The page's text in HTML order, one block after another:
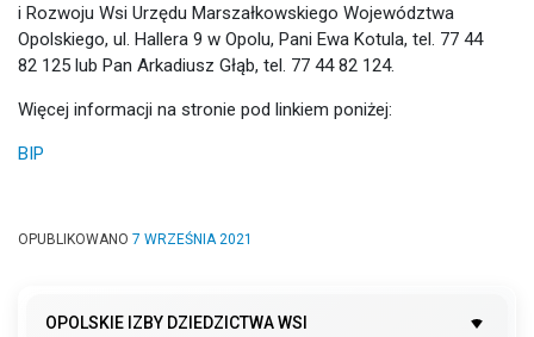
i Rozwoju Wsi Urzędu Marszałkowskiego Województwa
Opolskiego, ul. Hallera 9 w Opolu, Pani Ewa Kotula, tel. 77 44
82 125 lub Pan Arkadiusz Głąb, tel. 77 44 82 124.
Więcej informacji na stronie pod linkiem poniżej:
BIP
OPUBLIKOWANO 7 WRZEŚNIA 2021
OPOLSKIE IZBY DZIEDZICTWA WSI